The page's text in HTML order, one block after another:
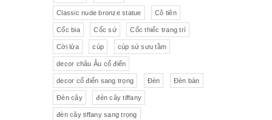
Pha lê màu đắp hoa nổi
Pha lê Đĩa trang trí
Sứ hồng
Ấm chén sứ Tiệp Bộ trà
Sữa
Johnie Walker Pháp
L'art Bronze Qualité France
Karlovy Vary
Classic nude bronze statue Cô tiên
Cốc bia Cốc sứ Cốc thiếc trang trí
Cời lửa cúp cúp sứ sưu tầm
decor châu Âu cổ điển
decor cổ điển sang trọng Đèn Đèn bàn
Đèn cây đèn cây tiffany
đèn cây tiffany sang trọng